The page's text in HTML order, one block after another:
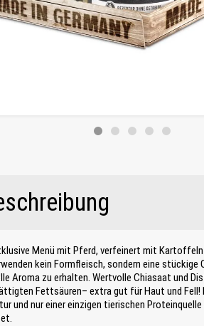
Menü mit Pferd, verfeinert mit
kein Formfleisch, sondern eine
Aroma zu erhalten. Wertvolle Chiasaat und
Fettsäuren– extra gut für Haut und Fell!
und nur einer einzigen tierischen